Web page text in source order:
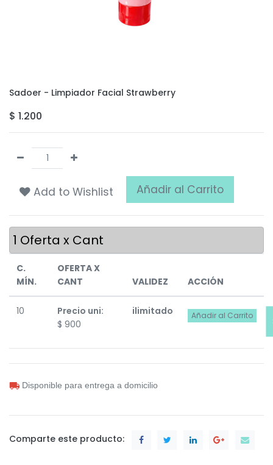
Sadoer - Limpiador Facial Strawberry
$ 1.200
Add to Wishlist Añadir al Carrito
1 Oferta x Cant
C.
MÍN.
OFERTA X
CANT
VALIDEZ ACCIÓN
10
Precio uni:
$ 900
ilimitado Añadir al Carrito
Disponible para entrega a domicilio
Comparte este producto: